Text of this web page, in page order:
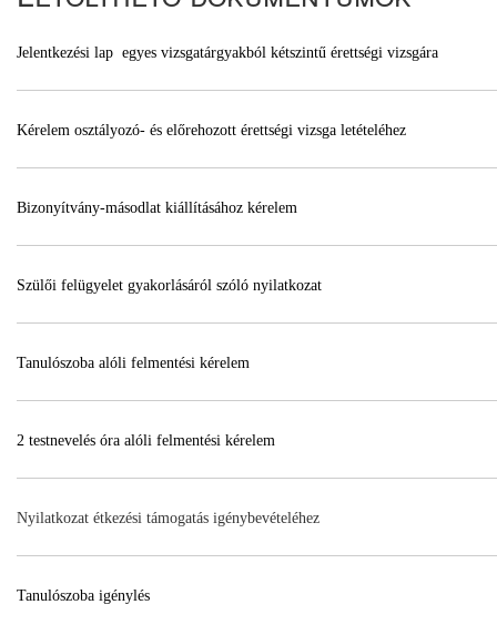
Jelentkezési lap egyes vizsgatárgyakból kétszintű érettségi vizsgára
Kérelem osztályozó- és előrehozott érettségi vizsga letételéhez
Bizonyítvány-másodlat kiállításához kérelem
Szülői felügyelet gyakorlásáról szóló nyilatkozat
Tanulószoba alóli felmentési kérelem
2 testnevelés óra alóli felmentési kérelem
Nyilatkozat étkezési támogatás igénybevételéhez
Tanulószoba igénylés